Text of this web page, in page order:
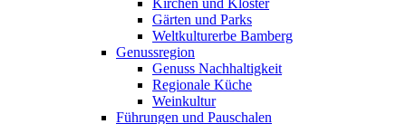
Kirchen und Klöster
Gärten und Parks
Weltkulturerbe Bamberg
Genussregion
Genuss Nachhaltigkeit
Regionale Küche
Weinkultur
Führungen und Pauschalen